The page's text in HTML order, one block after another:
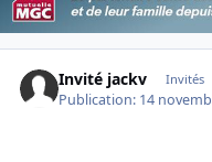
Invité jackv Invités
Publication: 14